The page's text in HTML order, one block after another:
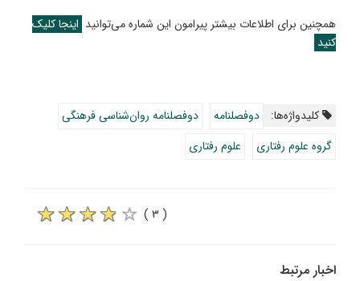
همچنین برای اطلاعات بیشتر پیرامون این شماره می‌توانید اینجا کلیک
کنید
کلیدواژه‌ها: دوفصلنامه
دوفصلنامه روان‌شناسی فرهنگی
گروه علوم‌ رفتاری
علوم‌ رفتاری
( ۳ )
اخبار مرتبط